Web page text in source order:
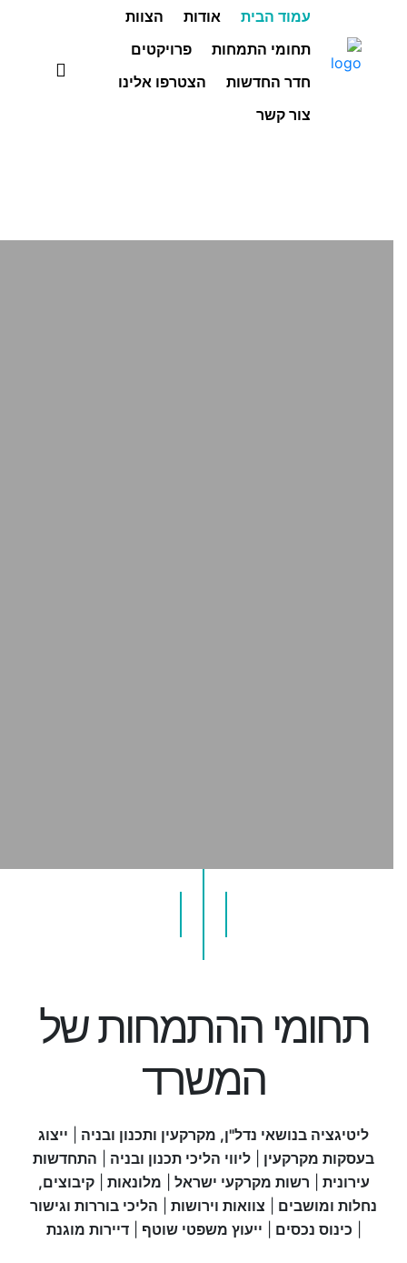
עמוד הבית אודות
הצוות
תחומי התמחות
פרויקטים
חדר החדשות
הצטרפו אלינו
צור קשר
תחומי ההתמחות של
המשרד
ליטיגציה בנושאי נדל"ן, מקרקעין ותכנון ובניה
ייצוג
בעסקות מקרקעין
ליווי הליכי תכנון ובניה
התחדשות
עירונית
רשות מקרקעי ישראל מלונאות |קיבוצים,
נחלות ומושבים
צוואות וירושות
הליכי בוררות וגישור
כינוס נכסים ייעוץ משפטי שוטף |דיירות מוגנת